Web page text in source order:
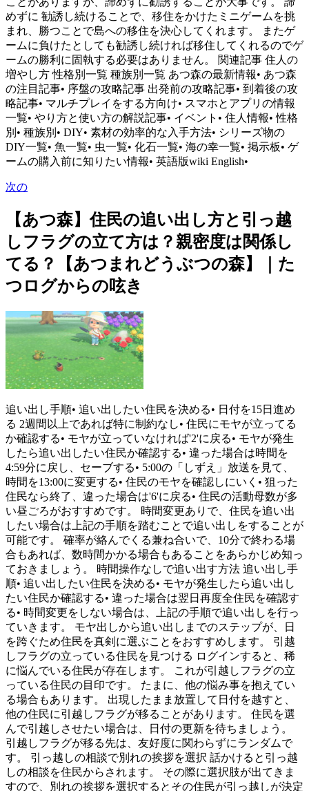
めずに 勧誘し続けることで、移住をかけたミニゲームを挑
まれ、勝つことで島への移住を決心してくれます。 またゲ
ームに負けたとしても勧誘し続ければ移住してくれるのでゲ
ームの勝利に固執する必要はありません。 関連記事 住人の
増やし方 性格別一覧 種族別一覧 あつ森の最新情報• あつ森
の注目記事• 序盤の攻略記事 出発前の攻略記事• 到着後の攻
略記事• マルチプレイをする方向け• スマホとアプリの情報
一覧• やり方と使い方の解説記事• イベント• 住人情報• 性格
別• 種族別• DIY• 素材の効率的な入手方法• シリーズ物の
DIY一覧• 魚一覧• 虫一覧• 化石一覧• 海の幸一覧• 掲示板• ゲ
ームの購入前に知りたい情報• 英語版wiki English•
次の
【あつ森】住民の追い出し方と引っ越
しフラグの立て方は？親密度は関係し
てる？【あつまれどうぶつの森】｜た
つログからの呟き
追い出し手順• 追い出したい住民を決める• 日付を15日進め
る 2週間以上であれば特に制約なし• 住民にモヤが立ってる
か確認する• モヤが立っていなければ'2'に戻る• モヤが発生
したら追い出したい住民か確認する• 違った場合は時間を
4:59分に戻し、セーブする• 5:00の「しずえ」放送を見て、
時間を13:00に変更する• 住民のモヤを確認しにいく• 狙った
住民なら終了、違った場合は'6'に戻る• 住民の活動母数が多
い昼ごろがおすすめです。 時間変更ありで、住民を追い出
したい場合は上記の手順を踏むことで追い出しをすることが
可能です。 確率が絡んでくる兼ね合いで、10分で終わる場
合もあれば、数時間かかる場合もあることをあらかじめ知っ
ておきましょう。 時間操作なしで追い出す方法 追い出し手
順• 追い出したい住民を決める• モヤが発生したら追い出し
たい住民か確認する• 違った場合は翌日再度全住民を確認す
る• 時間変更をしない場合は、上記の手順で追い出しを行っ
ていきます。 モヤ出しから追い出しまでのステップが、日
を跨ぐため住民を真剣に選ぶことをおすすめします。 引越
しフラグの立っている住民を見つける ログインすると、稀
に悩んでいる住民が存在します。 これが引越しフラグの立
っている住民の目印です。 たまに、他の悩み事を抱えてい
る場合もあります。 出現したまま放置して日付を越すと、
他の住民に引越しフラグが移ることがあります。 住民を選
んで引越しさせたい場合は、日付の更新を待ちましょう。
引越しフラグが移る先は、友好度に関わらずにランダムで
す。 引っ越しの相談で別れの挨拶を選択 話かけると引っ越
しの相談を住民からされます。 その際に選択肢が出てきま
すので、別れの挨拶を選択するとその住民が引っ越しが決定